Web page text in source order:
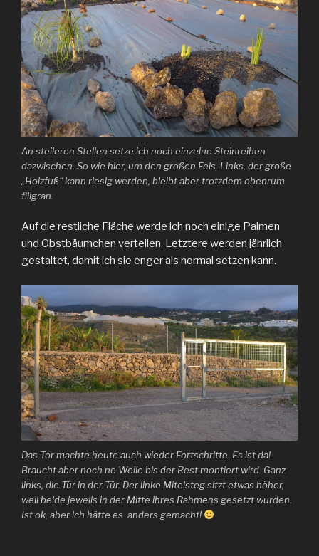
An steileren Stellen setze ich noch einzelne Steinreihen
dazwischen. So wie hier, um den großen Fels. Links, der große
„Holzfuß“ kann riesig werden, bleibt aber trotzdem obenrum
filigran.
Auf die restliche Fläche werde ich noch einige Palmen
und Obstbäumchen verteilen. Letztere werden jährlich
gestaltet, damit ich sie enger als normal setzen kann.
Das Tor machte heute auch wieder Fortschritte. Es ist da!
Braucht aber noch ne Weile bis der Rest montiert wird. Ganz
links, die Tür in der Tür. Der linke Mitelsteg sitzt etwas höher,
weil beide jeweils in der Mitte ihres Rahmens gesetzt wurden.
Ist ok, aber ich hätte es anders gemacht!